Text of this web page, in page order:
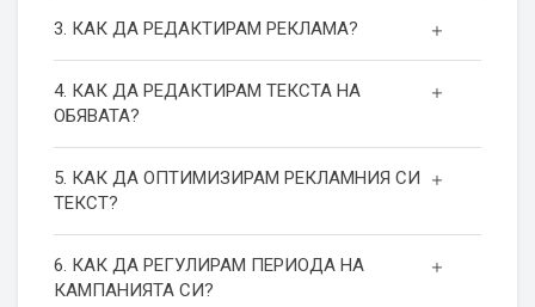
3. КАК ДА РЕДАКТИРАМ РЕКЛАМА?
4. КАК ДА РЕДАКТИРАМ ТЕКСТА НА
ОБЯВАТА?
5. КАК ДА ОПТИМИЗИРАМ РЕКЛАМНИЯ СИ
ТЕКСТ?
6. КАК ДА РЕГУЛИРАМ ПЕРИОДА НА
КАМПАНИЯТА СИ?